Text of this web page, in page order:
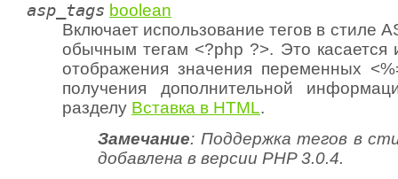
asp_tags boolean
Включает использование тегов в стиле
обычным тегам <?php ?>. Это касается
отображения значения переменных
получения дополнительной
разделу Вставка в HTML.
Замечание: Поддержка тегов в
добавлена в версии PHP 3.0.4.